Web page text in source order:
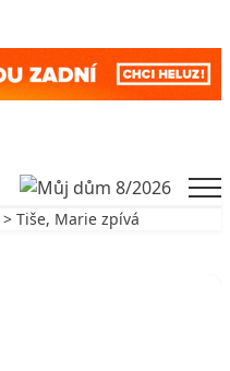
> Tiše, Marie zpívá